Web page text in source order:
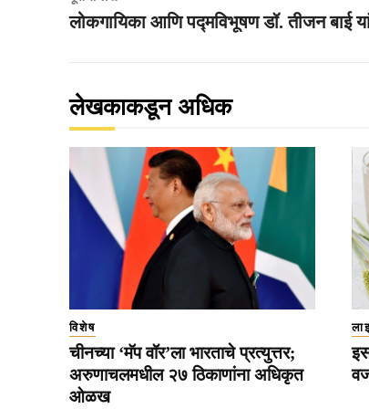
लोकगायिका आणि पद्मविभूषण डॉ. तीजन बाई
लेखकाकडून अधिक
विशेष
चीनच्या ‘मॅप वॉर’ला भारताचे प्रत्युत्तर;
अरुणाचलमधील २७ ठिकाणांना अधिकृत
ओळख